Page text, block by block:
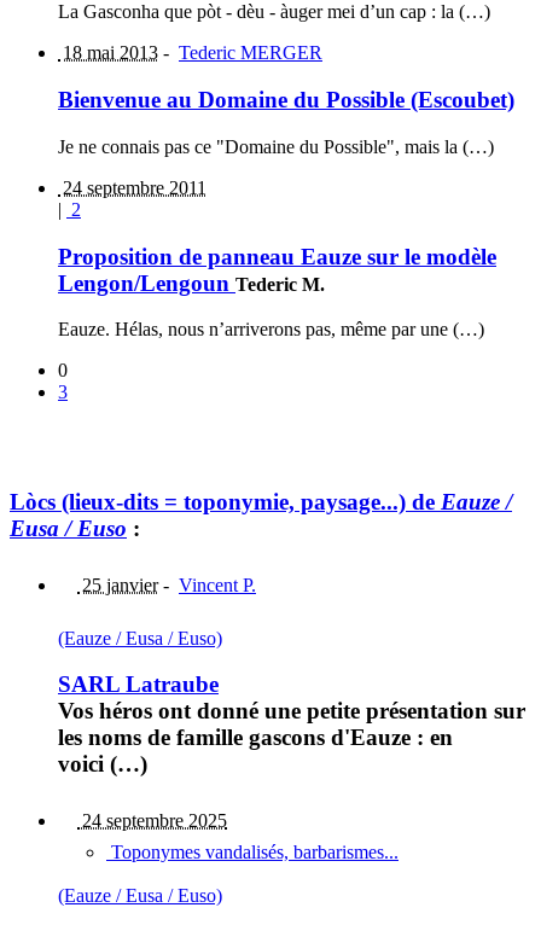
La Gasconha que pòt - dèu - àuger mei d’un cap : la (…)
18 mai 2013 - Tederic MERGER
Bienvenue au Domaine du Possible (Escoubet)
Je ne connais pas ce "Domaine du Possible", mais la (…)
24 septembre 2011
| 2
Proposition de panneau Eauze sur le modèle
Lengon/Lengoun Tederic M.
Eauze. Hélas, nous n’arriverons pas, même par une (…)
0
3
Lòcs (lieux-dits = toponymie, paysage...) de Eauze /
Eusa / Euso :
25 janvier- Vincent P.
(Eauze / Eusa / Euso)
SARL Latraube
Vos héros ont donné une petite présentation sur
les noms de famille gascons d'Eauze : en
voici (…)
24 septembre 2025
Toponymes vandalisés, barbarismes...
(Eauze / Eusa / Euso)